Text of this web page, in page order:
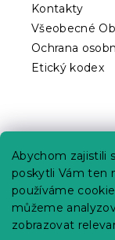
Abychom zajistili
poskytli Vám ten
používáme
můžeme
zobrazovat
Kontakty
Všeobecné
Ochrana
Etický kodex
Kariéra
Poptávky a
Proč se u nás